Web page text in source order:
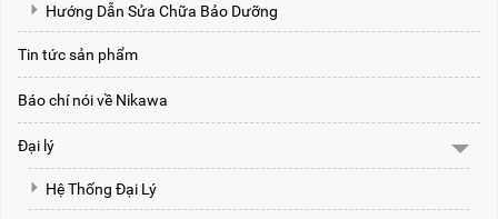
Hướng Dẫn Sửa Chữa Bảo Dưỡng
Tin tức sản phẩm
Báo chí nói về Nikawa
Đại lý
Hệ Thống Đại Lý